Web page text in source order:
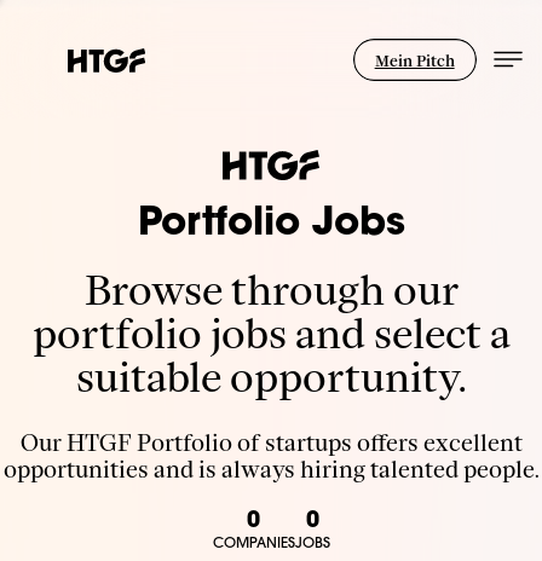
Mein Pitch
Portfolio Jobs
Browse through our
portfolio jobs and select a
suitable opportunity.
Our HTGF Portfolio of startups offers excellent
opportunities and is always hiring talented people.
0
COMPANIES
0
JOBS